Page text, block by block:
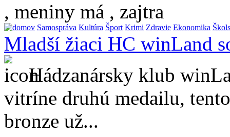
, meniny má , zajtra
Samospráva Kultúra Šport Krimi Zdravie Ekonomika
Mladší žiaci HC winLand
Hádzanársky klub
vitríne druhú medailu,
bronze už...